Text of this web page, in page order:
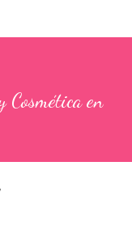
Cosmética en